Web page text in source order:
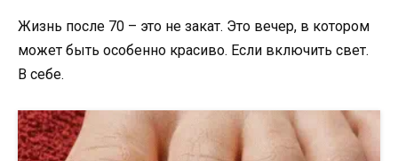
Жизнь после 70 – это не закат. Это вечер, в котором
может быть особенно красиво. Если включить свет.
В себе.